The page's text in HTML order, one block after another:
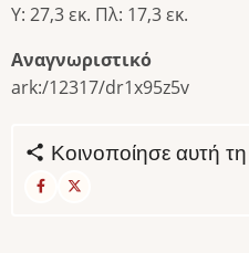
Υ: 27,3 εκ. Πλ: 17,3 εκ.
Αναγνωριστικό
ark:/12317/dr1x95z5v
Κοινοποίησε αυτή